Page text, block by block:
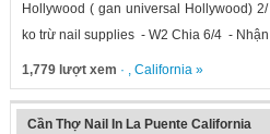
Hollywood ( gan universal Hollywood)
ko trừ nail supplies - W2 Chia 6/4 -
1,779 lượt xem · , California»
Cần Thợ Nail In La Puente California